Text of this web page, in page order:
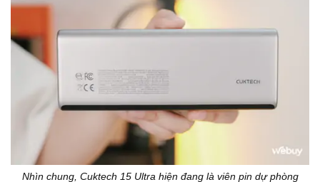
Nhìn chung, Cuktech 15 Ultra hiện đang là viên pin dự phòng